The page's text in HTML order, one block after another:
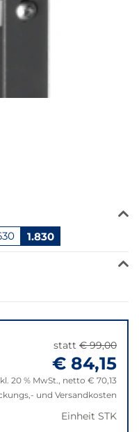
1.830
statt € 99,00
€ 84,15
20 % MwSt., netto € 70,13
und Versandkosten
Einheit STK